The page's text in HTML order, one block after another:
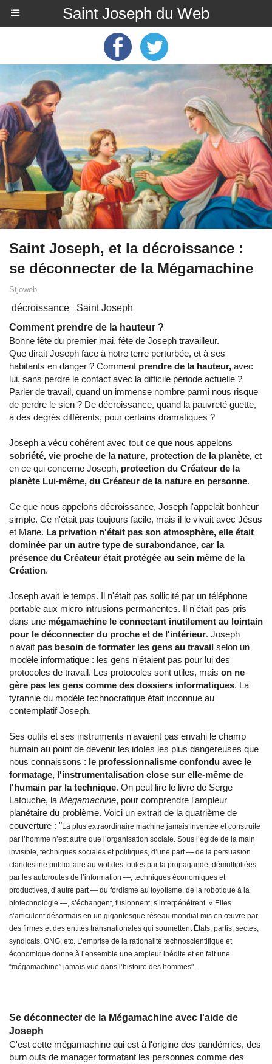
Saint Joseph du Web
Saint Joseph, et la décroissance :
se déconnecter de la Mégamachine
Stjoweb
décroissance
Saint Joseph
Comment prendre de la hauteur ?
Bonne fête du premier mai, fête de Joseph travailleur.
Que dirait Joseph face à notre terre perturbée, et à ses
habitants en danger ? Comment prendre de la hauteur, avec
lui, sans perdre le contact avec la difficile période actuelle ?
Parler de travail, quand un immense nombre parmi nous risque
de perdre le sien ? De décroissance, quand la pauvreté guette,
à des degrés différents, pour certains dramatiques ?
Joseph a vécu cohérent avec tout ce que nous appelons
sobriété, vie proche de la nature, protection de la planète, et
en ce qui concerne Joseph, protection du Créateur de la
planète Lui-même, du Créateur de la nature en personne.
Ce que nous appelons décroissance, Joseph l'appelait bonheur
simple. Ce n'était pas toujours facile, mais il le vivait avec Jésus
et Marie. La privation n'était pas son atmosphère, elle était
dominée par un autre type de surabondance, car la
présence du Créateur était protégée au sein même de la
Création.
Joseph avait le temps. Il n'était pas sollicité par un téléphone
portable aux micro intrusions permanentes. Il n'était pas pris
dans une mégamachine le connectant inutilement au lointain
pour le déconnecter du proche et de l'intérieur. Joseph
n'avait pas besoin de formater les gens au travail selon un
modèle informatique : les gens n'étaient pas pour lui des
protocoles de travail. Les protocoles sont utiles, mais on ne
gère pas les gens comme des dossiers informatiques. La
tyrannie du modèle technocratique était inconnue au
contemplatif Joseph.
Ses outils et ses instruments n'avaient pas envahi le champ
humain au point de devenir les idoles les plus dangereuses que
nous connaissons : le professionnalisme confondu avec le
formatage, l'instrumentalisation close sur elle-même de
l'humain par la technique. On peut lire le livre de Serge
Latouche, la Mégamachine, pour comprendre l'ampleur
planétaire du problème. Voici un extrait de la quatrième de
couverture : "La plus extraordinaire machine jamais inventée et construite
par l’homme n’est autre que l’organisation sociale. Sous l’égide de la main
invisible, techniques sociales et politiques, d’une part — de la persuasion
clandestine publicitaire au viol des foules par la propagande, démultipliées
par les autoroutes de l’information —, techniques économiques et
productives, d’autre part — du fordisme au toyotisme, de la robotique à la
biotechnologie —, s’échangent, fusionnent, s’interpénètrent. « Elles
s’articulent désormais en un gigantesque réseau mondial mis en œuvre par
des firmes et des entités transnationales qui soumettent États, partis, sectes,
syndicats, ONG, etc. L’emprise de la rationalité technoscientifique et
économique donne à l’ensemble une ampleur inédite et en fait une
“mégamachine” jamais vue dans l’histoire des hommes".
Se déconnecter de la Mégamachine avec l'aide de
Joseph
C'est cette mégamachine qui est à l'origine des pandémies, des
burn outs de manager formatant les personnes comme des